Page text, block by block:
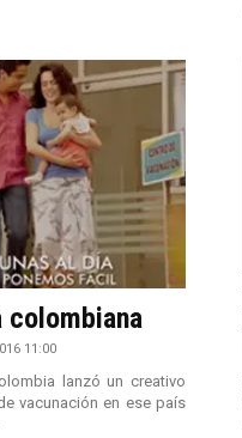
colombiana
11:00
lanzó un creativo
vacunación en ese país